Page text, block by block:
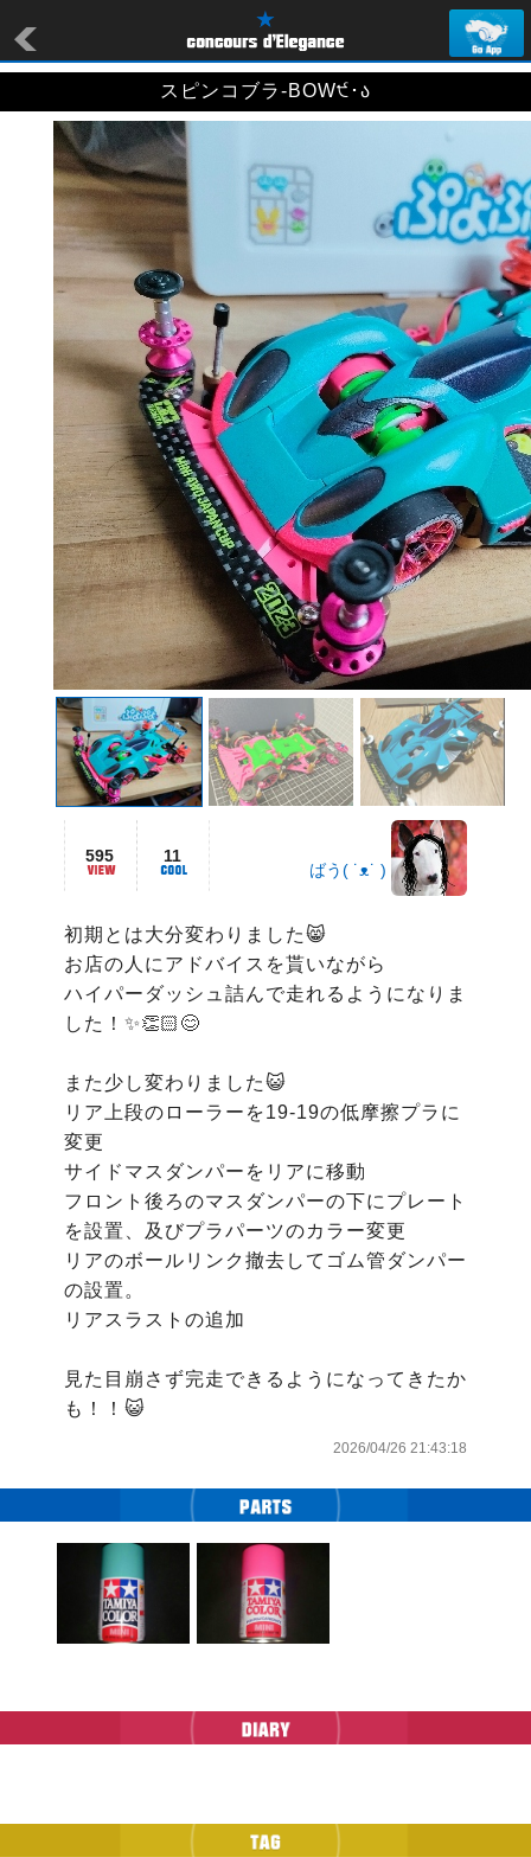
スピンコブラ-BOW੯･ა
595 11
ばう( ˙ᴥ˙ )
初期とは大分変わりました😸
お店の人にアドバイスを貰いながら
ハイパーダッシュ詰んで走れるようになりま
した！✨👏🏻😊
また少し変わりました😺
リア上段のローラーを19-19の低摩擦プラに
変更
サイドマスダンパーをリアに移動
フロント後ろのマスダンパーの下にプレート
を設置、及びプラパーツのカラー変更
リアのボールリンク撤去してゴム管ダンパー
の設置。
リアスラストの追加
見た目崩さず完走できるようになってきたか
も！！😺
2026/04/26 21:43:18